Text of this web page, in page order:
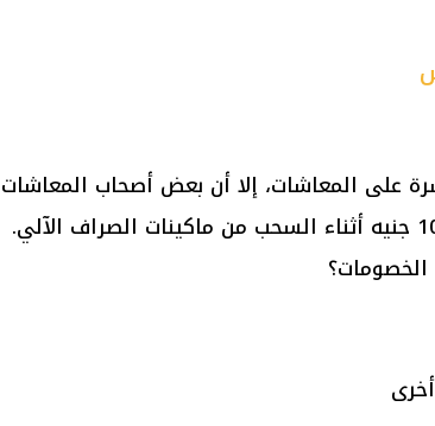
على المعاشات، إلا أن بعض أصحاب المعاشات
لاحظوا خصومات تتراوح بين 30 و100 جنيه أثناء السحب من ماكينات الصراف الآلي.